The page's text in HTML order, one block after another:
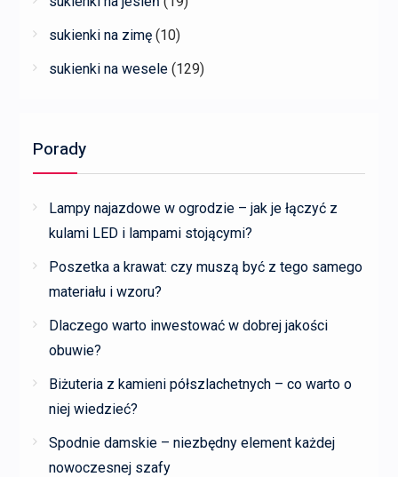
sukienki na zimę (10)
sukienki na wesele (129)
Porady
Lampy najazdowe w ogrodzie – jak je łączyć z
kulami LED i lampami stojącymi?
Poszetka a krawat: czy muszą być z tego samego
materiału i wzoru?
Dlaczego warto inwestować w dobrej jakości
obuwie?
Biżuteria z kamieni półszlachetnych – co warto o
niej wiedzieć?
Spodnie damskie – niezbędny element każdej
nowoczesnej szafy